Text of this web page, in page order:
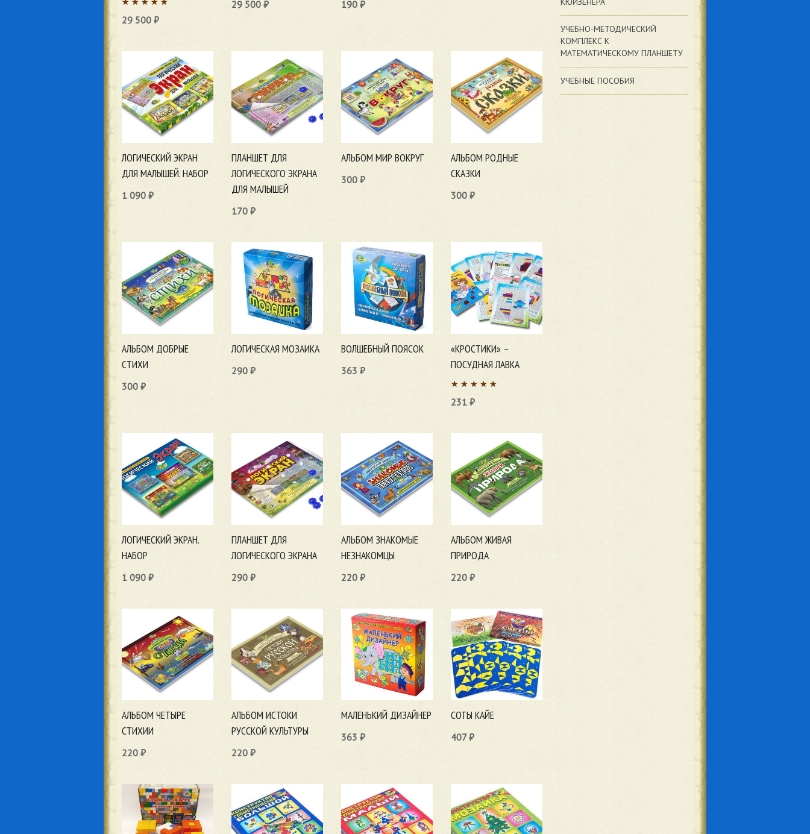
29 500 ₽
29 500 ₽
190 ₽
ЛОГИЧЕСКИЙ ЭКРАН
ДЛЯ МАЛЫШЕЙ. НАБОР
1 090 ₽
ПЛАНШЕТ ДЛЯ
ЛОГИЧЕСКОГО ЭКРАНА
ДЛЯ МАЛЫШЕЙ
170 ₽
АЛЬБОМ МИР ВОКРУГ
300 ₽
АЛЬБОМ РОДНЫЕ
СКАЗКИ
300 ₽
АЛЬБОМ ДОБРЫЕ
СТИХИ
300 ₽
ЛОГИЧЕСКАЯ МОЗАИКА
290 ₽
ВОЛШЕБНЫЙ ПОЯСОК
363 ₽
«КРОСТИКИ» –
ПОСУДНАЯ ЛАВКА
231 ₽
ЛОГИЧЕСКИЙ ЭКРАН.
НАБОР
1 090 ₽
ПЛАНШЕТ ДЛЯ
ЛОГИЧЕСКОГО ЭКРАНА
290 ₽
АЛЬБОМ ЗНАКОМЫЕ
НЕЗНАКОМЦЫ
220 ₽
АЛЬБОМ ЖИВАЯ
ПРИРОДА
220 ₽
АЛЬБОМ ЧЕТЫРЕ
СТИХИИ
220 ₽
АЛЬБОМ ИСТОКИ
РУССКОЙ КУЛЬТУРЫ
220 ₽
МАЛЕНЬКИЙ ДИЗАЙНЕР
363 ₽
СОТЫ КАЙЕ
407₽
УЧЕБНО-МЕТОДИЧЕСКИЙ
КОМПЛЕКС К
МАТЕМАТИЧЕСКОМУ ПЛАНШЕТУ
УЧЕБНЫЕ ПОСОБИЯ